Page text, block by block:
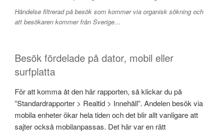
Händelse filtrerad på besök som kommer via organisk sökning och
att besökaren kommer från Sverige…
Besök fördelade på dator, mobil eller
surfplatta
För att komma åt den här rapporten, så klickar du på
”Standardrapporter > Realtid > Innehåll”. Andelen besök via
mobila enheter ökar hela tiden och det blir allt vanligare att
sajter också mobilanpassas. Det här var en rätt